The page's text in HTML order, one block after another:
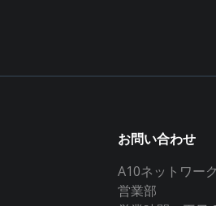
お問い合わせ
A10ネットワー
営業部